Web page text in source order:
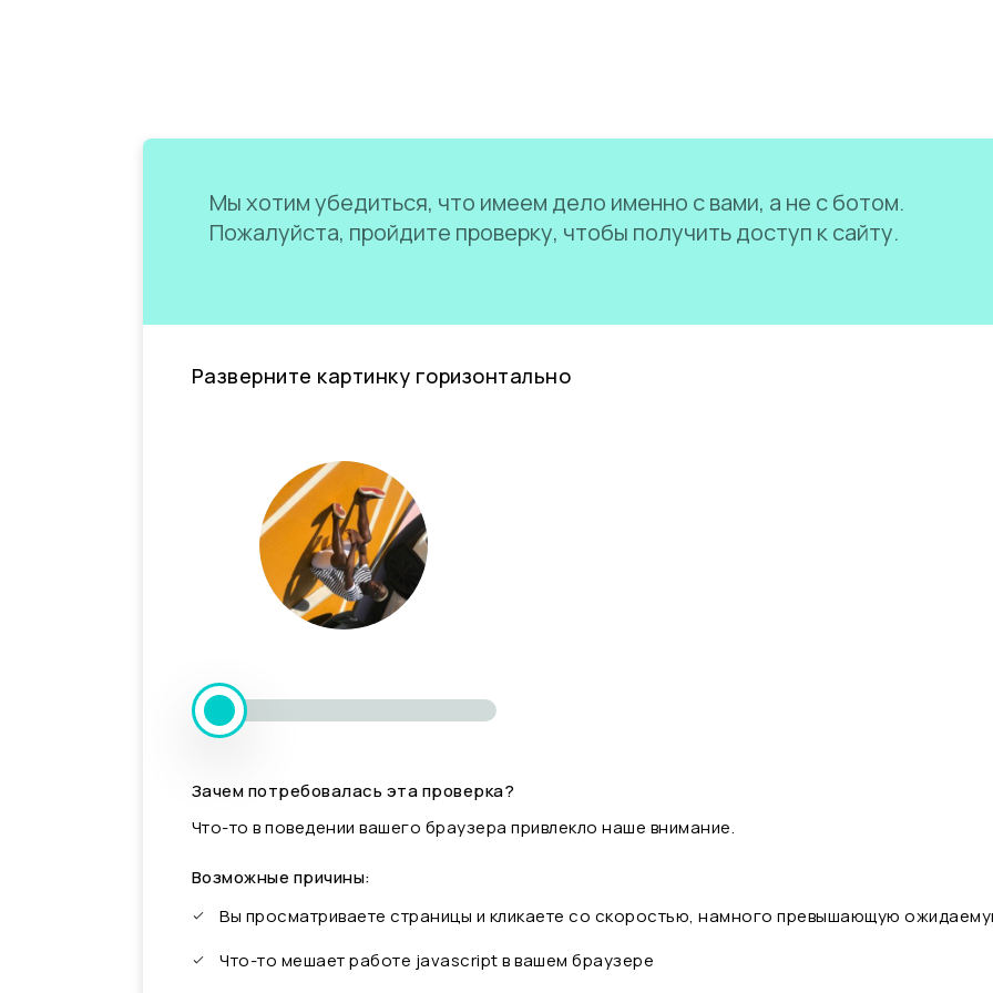
Мы хотим убедиться, что имеем дело именно с вами, а не с ботом.
Пожалуйста, пройдите проверку, чтобы получить доступ к сайту.
Разверните картинку горизонтально
Зачем потребовалась эта проверка?
Что-то в поведении вашего браузера привлекло наше внимание.
Возможные причины:
Вы просматриваете страницы и кликаете со скоростью, намного превышающую
Что-то мешает работе javascript в вашем браузере